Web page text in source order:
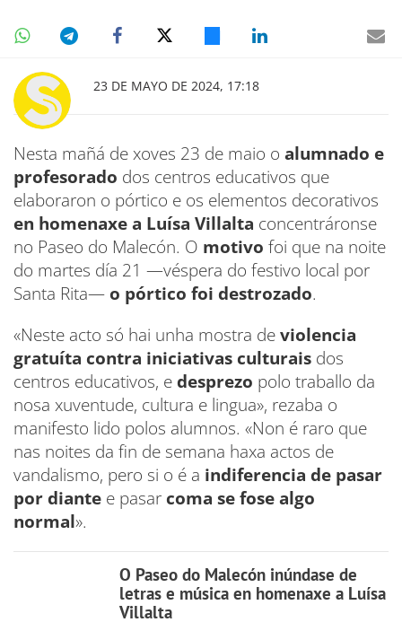
23 DE MAYO DE 2024, 17:18
Nesta mañá de xoves 23 de maio o alumnado e
profesorado dos centros educativos que
elaboraron o pórtico e os elementos decorativos
en homenaxe a Luísa Villalta concentráronse
no Paseo do Malecón. O motivo foi que na noite
do martes día 21 —véspera do festivo local por
Santa Rita— o pórtico foi destrozado.
«Neste acto só hai unha mostra deviolencia
gratuíta contra iniciativas culturais dos
centros educativos, e desprezo polo traballo da
nosa xuventude, cultura e lingua», rezaba o
manifesto lido polos alumnos. «Non é raro que
nas noites da fin de semana haxa actos de
vandalismo, pero si o é a indiferencia de pasar
por diante e pasar coma se fose algo
normal».
O Paseo do Malecón inúndase de
letras e música en homenaxe a Luísa
Villalta